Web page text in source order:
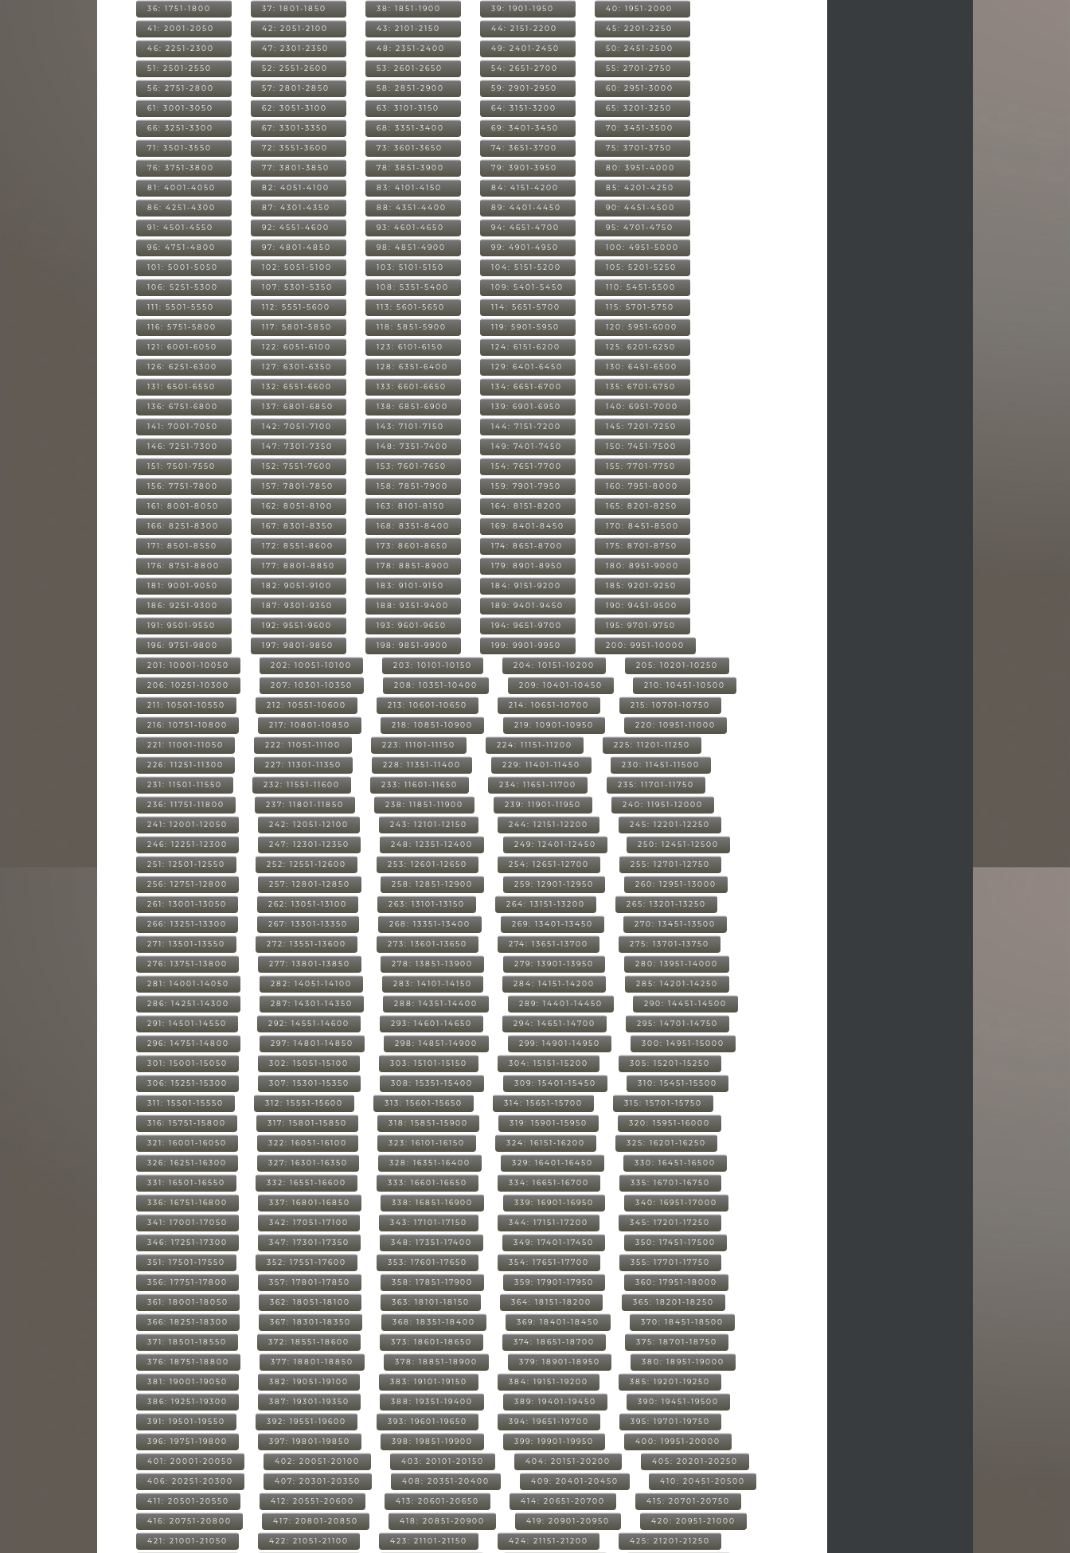
36: 1751-1800 37: 1801-1850 38: 1851-1900 39: 1901-1950 40: 1951-2000
41: 2001-2050 42: 2051-2100 43: 2101-2150 44: 2151-2200 45: 2201-2250
46: 2251-2300 47: 2301-2350 48: 2351-2400 49: 2401-2450 50: 2451-2500
51: 2501-2550 52: 2551-2600 53: 2601-2650 54: 2651-2700 55: 2701-2750
56: 2751-2800 57: 2801-2850 58: 2851-2900 59: 2901-2950 60: 2951-3000
61: 3001-3050 62: 3051-3100 63: 3101-3150 64: 3151-3200 65: 3201-3250
66: 3251-3300 67: 3301-3350 68: 3351-3400 69: 3401-3450 70: 3451-3500
71: 3501-3550 72: 3551-3600 73: 3601-3650 74: 3651-3700 75: 3701-3750
76: 3751-3800 77: 3801-3850 78: 3851-3900 79: 3901-3950 80: 3951-4000
81: 4001-4050 82: 4051-4100 83: 4101-4150 84: 4151-4200 85: 4201-4250
86: 4251-4300 87: 4301-4350 88: 4351-4400 89: 4401-4450 90: 4451-4500
91: 4501-4550 92: 4551-4600 93: 4601-4650 94: 4651-4700 95: 4701-4750
96: 4751-4800 97: 4801-4850 98: 4851-4900 99: 4901-4950 100: 4951-5000
101: 5001-5050 102: 5051-5100 103: 5101-5150 104: 5151-5200 105: 5201-5250
106: 5251-5300 107: 5301-5350 108: 5351-5400 109: 5401-5450 110: 5451-5500
111: 5501-5550 112: 5551-5600 113: 5601-5650 114: 5651-5700 115: 5701-5750
116: 5751-5800 117: 5801-5850 118: 5851-5900 119: 5901-5950 120: 5951-6000
121: 6001-6050 122: 6051-6100 123: 6101-6150 124: 6151-6200 125: 6201-6250
126: 6251-6300 127: 6301-6350 128: 6351-6400 129: 6401-6450 130: 6451-6500
131: 6501-6550 132: 6551-6600 133: 6601-6650 134: 6651-6700 135: 6701-6750
136: 6751-6800 137: 6801-6850 138: 6851-6900 139: 6901-6950 140: 6951-7000
141: 7001-7050 142: 7051-7100 143: 7101-7150 144: 7151-7200 145: 7201-7250
146: 7251-7300 147: 7301-7350 148: 7351-7400 149: 7401-7450 150: 7451-7500
151: 7501-7550 152: 7551-7600 153: 7601-7650 154: 7651-7700 155: 7701-7750
156: 7751-7800 157: 7801-7850 158: 7851-7900 159: 7901-7950 160: 7951-8000
161: 8001-8050 162: 8051-8100 163: 8101-8150 164: 8151-8200 165: 8201-8250
166: 8251-8300 167: 8301-8350 168: 8351-8400 169: 8401-8450 170: 8451-8500
171: 8501-8550 172: 8551-8600 173: 8601-8650 174: 8651-8700 175: 8701-8750
176: 8751-8800 177: 8801-8850 178: 8851-8900 179: 8901-8950 180: 8951-9000
181: 9001-9050 182: 9051-9100 183: 9101-9150 184: 9151-9200 185: 9201-9250
186: 9251-9300 187: 9301-9350 188: 9351-9400 189: 9401-9450 190: 9451-9500
191: 9501-9550 192: 9551-9600 193: 9601-9650 194: 9651-9700 195: 9701-9750
196: 9751-9800 197: 9801-9850 198: 9851-9900 199: 9901-9950 200: 9951-10000
201: 10001-10050 202: 10051-10100 203: 10101-10150 204: 10151-10200 205: 10201-10250
206: 10251-10300 207: 10301-10350 208: 10351-10400 209: 10401-10450 210: 10451-10500
211: 10501-10550 212: 10551-10600 213: 10601-10650 214: 10651-10700 215: 10701-10750
216: 10751-10800 217: 10801-10850 218: 10851-10900 219: 10901-10950 220: 10951-11000
221: 11001-11050 222: 11051-11100 223: 11101-11150 224: 11151-11200 225: 11201-11250
226: 11251-11300 227: 11301-11350 228: 11351-11400 229: 11401-11450 230: 11451-11500
231: 11501-11550 232: 11551-11600 233: 11601-11650 234: 11651-11700 235: 11701-11750
236: 11751-11800 237: 11801-11850 238: 11851-11900 239: 11901-11950 240: 11951-12000
241: 12001-12050 242: 12051-12100 243: 12101-12150 244: 12151-12200 245: 12201-12250
246: 12251-12300 247: 12301-12350 248: 12351-12400 249: 12401-12450 250: 12451-12500
251: 12501-12550 252: 12551-12600 253: 12601-12650 254: 12651-12700 255: 12701-12750
256: 12751-12800 257: 12801-12850 258: 12851-12900 259: 12901-12950 260: 12951-13000
261: 13001-13050 262: 13051-13100 263: 13101-13150 264: 13151-13200 265: 13201-13250
266: 13251-13300 267: 13301-13350 268: 13351-13400 269: 13401-13450 270: 13451-13500
271: 13501-13550 272: 13551-13600 273: 13601-13650 274: 13651-13700 275: 13701-13750
276: 13751-13800 277: 13801-13850 278: 13851-13900 279: 13901-13950 280: 13951-14000
281: 14001-14050 282: 14051-14100 283: 14101-14150 284: 14151-14200 285: 14201-14250
286: 14251-14300 287: 14301-14350 288: 14351-14400 289: 14401-14450 290: 14451-14500
291: 14501-14550 292: 14551-14600 293: 14601-14650 294: 14651-14700 295: 14701-14750
296: 14751-14800 297: 14801-14850 298: 14851-14900 299: 14901-14950 300: 14951-15000
301: 15001-15050 302: 15051-15100 303: 15101-15150 304: 15151-15200 305: 15201-15250
306: 15251-15300 307: 15301-15350 308: 15351-15400 309: 15401-15450 310: 15451-15500
311: 15501-15550 312: 15551-15600 313: 15601-15650 314: 15651-15700 315: 15701-15750
316: 15751-15800 317: 15801-15850 318: 15851-15900 319: 15901-15950 320: 15951-16000
321: 16001-16050 322: 16051-16100 323: 16101-16150 324: 16151-16200 325: 16201-16250
326: 16251-16300 327: 16301-16350 328: 16351-16400 329: 16401-16450 330: 16451-16500
331: 16501-16550 332: 16551-16600 333: 16601-16650 334: 16651-16700 335: 16701-16750
336: 16751-16800 337: 16801-16850 338: 16851-16900 339: 16901-16950 340: 16951-17000
341: 17001-17050 342: 17051-17100 343: 17101-17150 344: 17151-17200 345: 17201-17250
346: 17251-17300 347: 17301-17350 348: 17351-17400 349: 17401-17450 350: 17451-17500
351: 17501-17550 352: 17551-17600 353: 17601-17650 354: 17651-17700 355: 17701-17750
356: 17751-17800 357: 17801-17850 358: 17851-17900 359: 17901-17950 360: 17951-18000
361: 18001-18050 362: 18051-18100 363: 18101-18150 364: 18151-18200 365: 18201-18250
366: 18251-18300 367: 18301-18350 368: 18351-18400 369: 18401-18450 370: 18451-18500
371: 18501-18550 372: 18551-18600 373: 18601-18650 374: 18651-18700 375: 18701-18750
376: 18751-18800 377: 18801-18850 378: 18851-18900 379: 18901-18950 380: 18951-19000
381: 19001-19050 382: 19051-19100 383: 19101-19150 384: 19151-19200 385: 19201-19250
386: 19251-19300 387: 19301-19350 388: 19351-19400 389: 19401-19450 390: 19451-19500
391: 19501-19550 392: 19551-19600 393: 19601-19650 394: 19651-19700 395: 19701-19750
396: 19751-19800 397: 19801-19850 398: 19851-19900 399: 19901-19950 400: 19951-20000
401: 20001-20050 402: 20051-20100 403: 20101-20150 404: 20151-20200 405: 20201-20250
406: 20251-20300 407: 20301-20350 408: 20351-20400 409: 20401-20450 410: 20451-20500
411: 20501-20550 412: 20551-20600 413: 20601-20650 414: 20651-20700 415: 20701-20750
416: 20751-20800 417: 20801-20850 418: 20851-20900 419: 20901-20950 420: 20951-21000
421: 21001-21050 422: 21051-21100 423: 21101-21150 424: 21151-21200 425: 21201-21250